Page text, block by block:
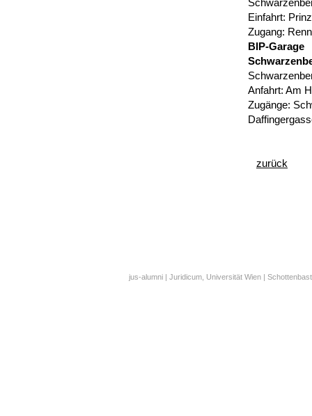
Einfahrt:
Zugang:
BIP-Garage
Anfahrt: Am
Zugänge:
zurück
jus-alumni | Juridicum, Universität Wien |